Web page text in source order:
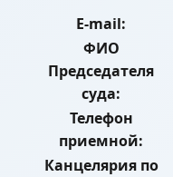
E-mail:
ФИО
Председателя
суда:
Телефон
приемной:
Канцелярия по